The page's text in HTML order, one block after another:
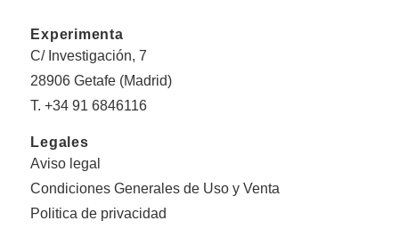
Experimenta
C/ Investigación, 7
28906 Getafe (Madrid)
T. +34 91 6846116
Legales
Aviso legal
Condiciones Generales de Uso y Venta
Politica de privacidad